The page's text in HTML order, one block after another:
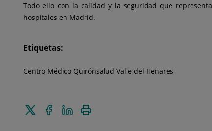
Todo ello con la calidad y la seguridad que
hospitales en Madrid.
Etiquetas:
Centro Médico Quirónsalud Valle del Henares
Enviar
Compartir
en
Compartir